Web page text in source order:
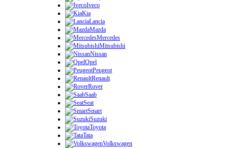
Iveco
Kia
Lancia
Mazda
Mercedes
Mitsubishi
Nissan
Opel
Peugeot
Renault
Rover
Saab
Seat
Smart
Suzuki
Toyota
Tata
Volkswagen